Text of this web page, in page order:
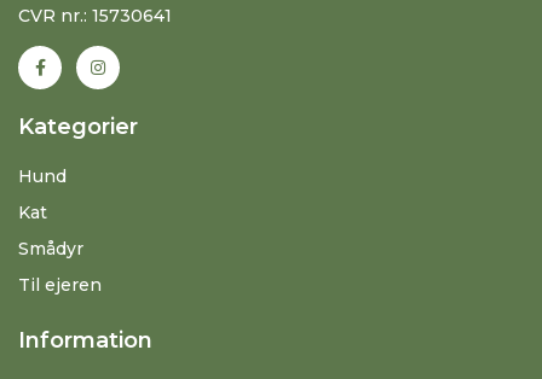
CVR nr.: 15730641
Kategorier
Hund
Kat
Smådyr
Til ejeren
Information